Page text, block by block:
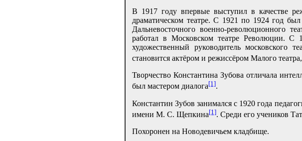
В 1917 году впервые выступил в качестве
драматическом театре. С 1921 по 1924 год
Дальневосточного военно-революционного
работал в Московском театре Революции.
художественный руководитель московского
становится актёром и режиссёром Малого
Творчество Константина Зубова отличала
был мастером диалога[1].
Константин Зубов занимался с 1920 года
имени М. С. Щепкина[1]. Среди его учеников
Похоронен на Новодевичьем кладбище.